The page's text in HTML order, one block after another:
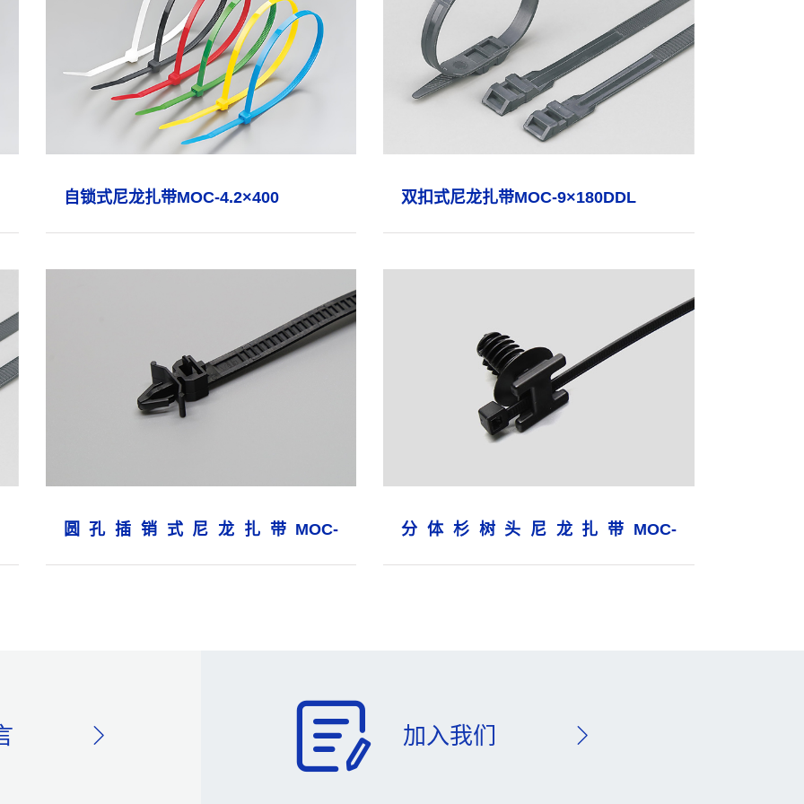
自锁式尼龙扎带MOC-4.2×400 双扣式尼龙扎带MOC-9×180DDL
圆孔插销式尼龙扎带MOC- 分体杉树头尼龙扎带MOC-
加入我们